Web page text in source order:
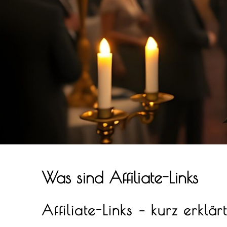
Was sind Affiliate-Links
Affiliate-Links – kurz erklärt